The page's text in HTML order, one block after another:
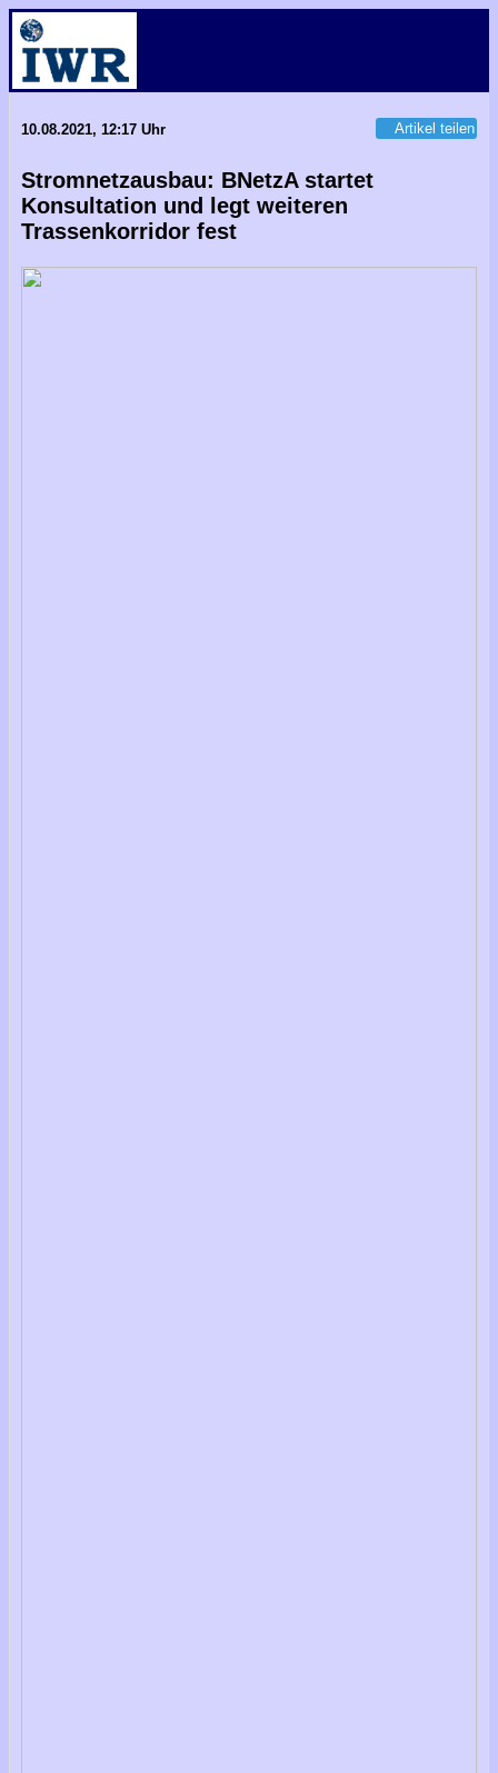
10.08.2021, 12:17 Uhr Artikel teilen
Stromnetzausbau: BNetzA startet
Konsultation und legt weiteren
Trassenkorridor fest